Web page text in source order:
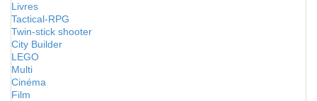
Livres
Tactical-RPG
Twin-stick shooter
City Builder
LEGO
Multi
Cinéma
Film